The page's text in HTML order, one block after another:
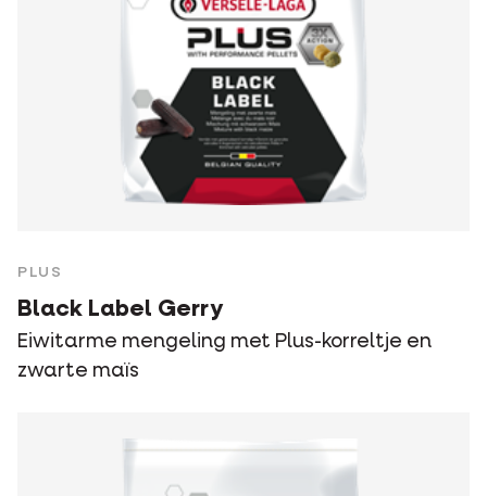
PLUS
Black Label Gerry
Eiwitarme mengeling met Plus-korreltje en
zwarte maïs